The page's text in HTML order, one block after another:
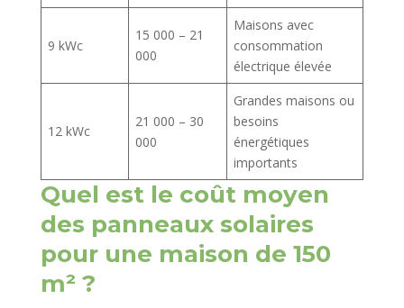
9 kWc
15 000 – 21
000
Maisons avec
consommation
électrique élevée
12 kWc
21 000 – 30
000
Grandes maisons ou
besoins
énergétiques
importants
Quel est le coût moyen
des panneaux solaires
pour une maison de 150
m² ?